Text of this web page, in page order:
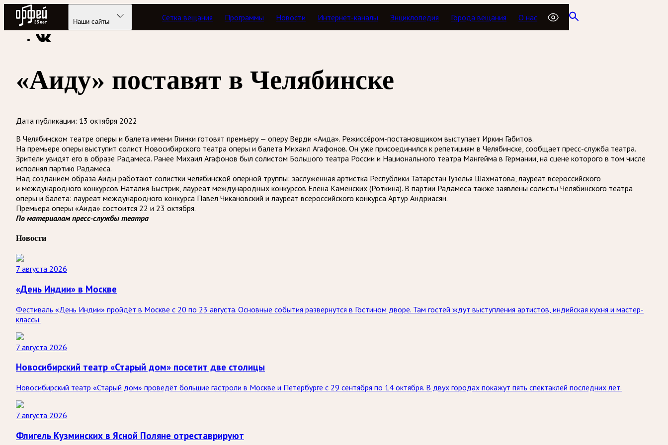
Радио Орфей
Наши сайты Сетка вещания Программы Новости Интернет-каналы Энциклопедия Города вещания О нас
Радио классической музыки «Орфей» Новости
«Аиду» поставят в Челябинске
Дата публикации: 13 октября 2022
В Челябинском театре оперы и балета имени Глинки готовят премьеру — оперу Верди «Аида». Режиссёром-постановщиком выступает Иркин Габитов.
На премьере оперы выступит солист Новосибирского театра оперы и балета Михаил Агафонов. Он уже присоединился к репетициям в Челябинске, сообщает пресс-служба театра.
Зрители увидят его в образе Радамеса. Ранее Михаил Агафонов был солистом Большого театра России и Национального театра Мангейма в Германии, на сцене которого в том числе
исполнял партию Радамеса.
Над созданием образа Аиды работают солистки челябинской оперной труппы: заслуженная артистка Республики Татарстан Гузелья Шахматова, лауреат всероссийского
и международного конкурсов Наталия Быстрик, лауреат международных конкурсов Елена Каменских (Роткина). В партии Радамеса также заявлены солисты Челябинского театра
оперы и балета: лауреат международного конкурса Павел Чикановский и лауреат всероссийского конкурса Артур Андриасян.
Премьера оперы «Аида» состоится 22 и 23 октября.
По материалам пресс-службы театра
Новости
7 августа 2026
«День Индии» в Москве
Фестиваль «День Индии» пройдёт в Москве с 20 по 23 августа. Основные события развернутся в Гостином дворе. Там гостей ждут выступления артистов, индийская кухня и мастер-
классы.
7 августа 2026
Новосибирский театр «Старый дом» посетит две столицы
Новосибирский театр «Старый дом» проведёт большие гастроли в Москве и Петербурге с 29 сентября по 14 октября. В двух городах покажут пять спектаклей последних лет.
7 августа 2026
Флигель Кузминских в Ясной Поляне отреставрируют